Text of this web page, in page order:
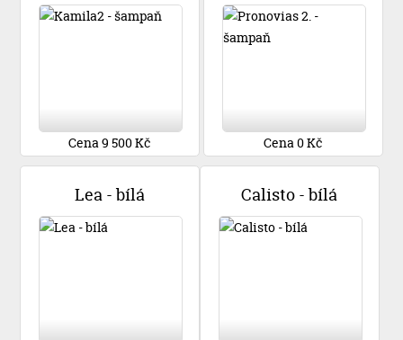
Cena 9 500 Kč Cena 0 Kč
Lea - bílá Calisto - bílá